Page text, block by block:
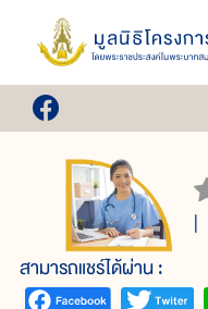
สามารถแชร์ได้ผ่าน :